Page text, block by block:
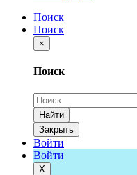
Поиск
Поиск
×
Поиск
Найти
Закрыть
Войти
Войти
Х